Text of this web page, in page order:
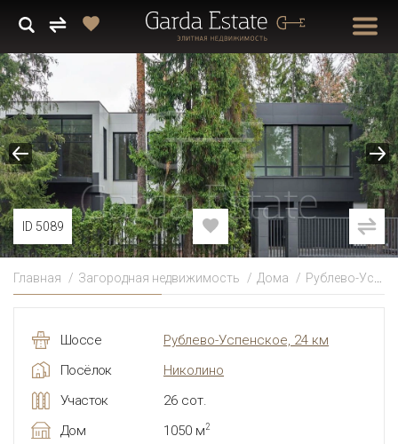
ID 5089
Главная Загородная недвижимость Дома Рублево-Успенское
Шоссе
Рублево-Успенское, 24 км
Посёлок
Николино
Участок
26 сот.
Дом
1050 м2